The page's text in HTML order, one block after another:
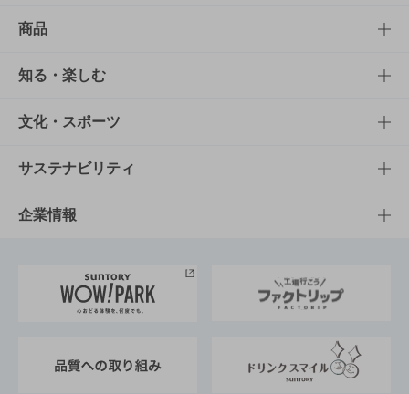
商品
商品TOP
商品一覧
商品発売情報
栄養成分一覧
知る・楽しむ
知る・楽しむTOP
キャンペーン
工場見学
地域情報
文化・スポーツ
文化・スポーツTOP
サントリーホール
サントリーサンバーズ大阪
サステナビリティ
サステナビリティTOP
サントリーが考えるサステナビリティ経営
企業情報
企業概要